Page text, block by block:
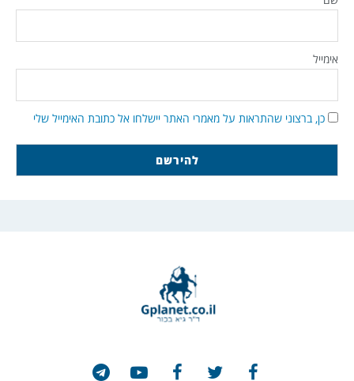
אימייל
כן, ברצוני שהתראות על מאמרי האתר יישלחו אל כתובת האימייל שלי